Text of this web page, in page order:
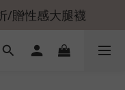
/贈性感大腿襪